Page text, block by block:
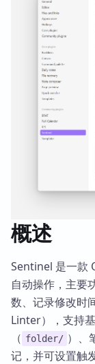
概述
Sentinel 是一款
自动操作，主要
数、记录修改时
Linter），支持
（ folder/ ）、
记，并可设置触